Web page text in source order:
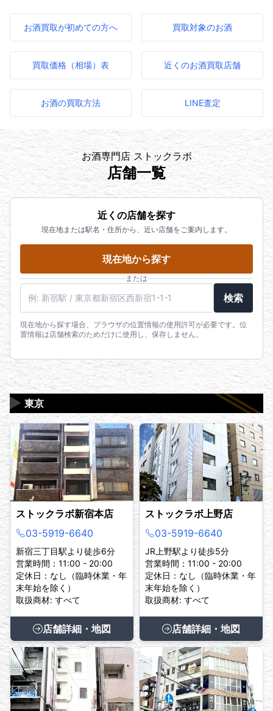
お酒買取が初めての方へ 買取対象のお酒
買取価格（相場）表 近くのお酒買取店舗
お酒の買取方法 LINE査定
お酒専門店 ストックラボ
店舗一覧
近くの店舗を探す
現在地または駅名・住所から、近い店舗をご案内します。
現在地から探す
または
検索
現在地から探す場合、ブラウザの位置情報の使用許可が必要です。位
置情報は店舗検索のためだけに使用し、保存しません。
東京
▶
ストックラボ新宿本店
03-5919-6640
新宿三丁目駅より徒歩6分
営業時間：11:00 - 20:00
定休日：なし（臨時休業・年
末年始を除く）
取扱商材: すべて
店舗詳細・地図
ストックラボ上野店
03-5919-6640
JR上野駅より徒歩5分
営業時間：11:00 - 20:00
定休日：なし（臨時休業・年
末年始を除く）
取扱商材: すべて
店舗詳細・地図